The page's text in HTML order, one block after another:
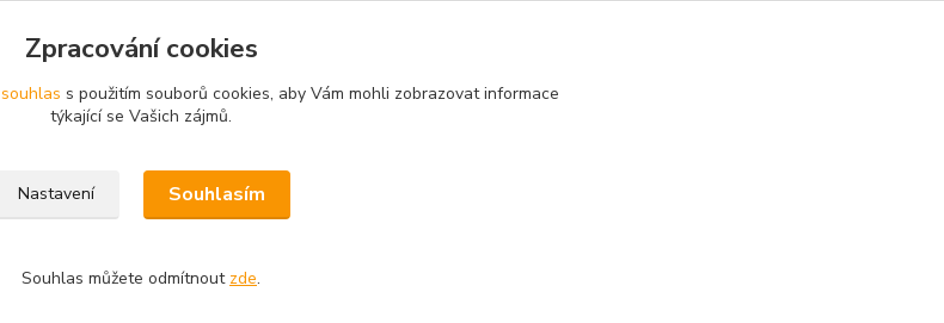
Zpracování cookies
souhlas s použitím souborů cookies, aby Vám mohli zobrazovat informace
týkající se Vašich zájmů.
Nastavení Souhlasím
Souhlas můžete odmítnout zde.